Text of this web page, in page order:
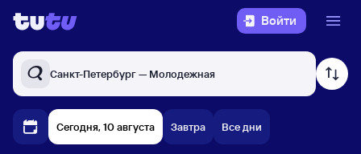
Войти
Санкт-Петербург — Молодежная
Сегодня, 10 августа Завтра Все дни